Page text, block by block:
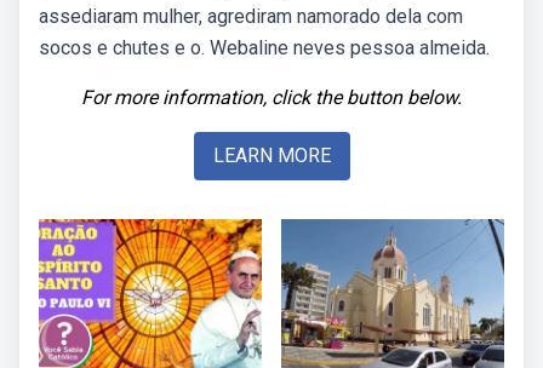
assediaram mulher, agrediram namorado dela com
socos e chutes e o. Webaline neves pessoa almeida.
For more information, click the button below.
LEARN MORE